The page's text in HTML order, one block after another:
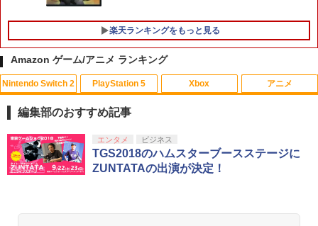
【中古】[PS5] 亰都ザナドゥ -桜花幻舞-
(おうかげんぶ) 通常版 日本ファルコム(2
0260716)
￥5,680
楽天ランキングをもっと見る
Amazon ゲーム/アニメ ランキング
Nintendo Switch 2
1
スプラトゥーン レイダース|オンライン
コード版
PlayStation 5
1
PlayStation 5 デジタル・エディション
日本語専用 Console Language: Japan
ese only (CFI-2200B01)
Xbox
1
Xbox プリペイドカード 10,000円 デジ
タルコード 【旧 Xbox ギフトカード】
[オンラインコード]
アニメ
1
劇場版「鬼滅の刃」無限城編 第一章 猗
窩座再来 通常版 [Blu-ray]
編集部のおすすめ記事
エンタメ ビジネス
TGS2018のハムスターブースステージに
ZUNTATAの出演が決定！